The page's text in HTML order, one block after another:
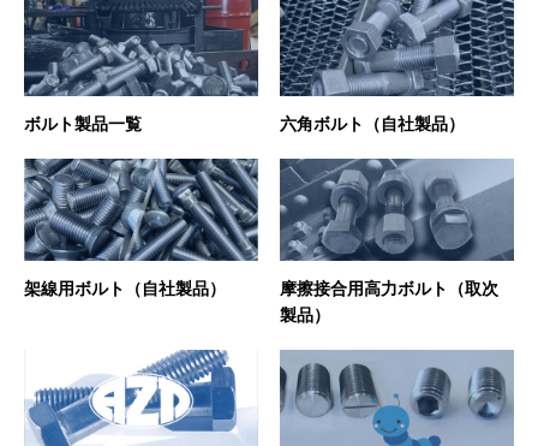
ボルト製品一覧 六角ボルト（自社製品）
架線用ボルト（自社製品）
摩擦接合用高力ボルト（取次
製品）